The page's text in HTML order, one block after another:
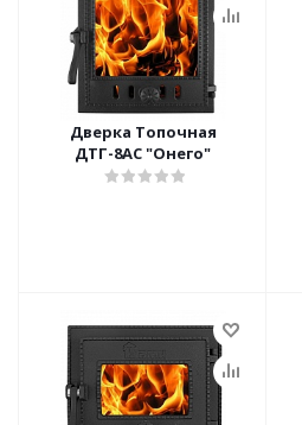
Дверка Топочная
ДТГ-8АС "Онего"